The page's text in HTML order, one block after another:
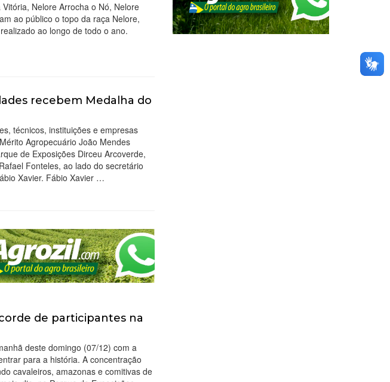
Nelore Arrocha o Nó, Nelore
ao público o topo da raça Nelore,
ao longo de todo o ano.
recebem Medalha do
técnicos, instituições e empresas
Agropecuário João Mendes
de Exposições Dirceu Arcoverde,
Fonteles, ao lado do secretário
Xavier. Fábio Xavier …
de participantes na
deste domingo (07/12) com a
para a história. A concentração
cavaleiros, amazonas e comitivas de